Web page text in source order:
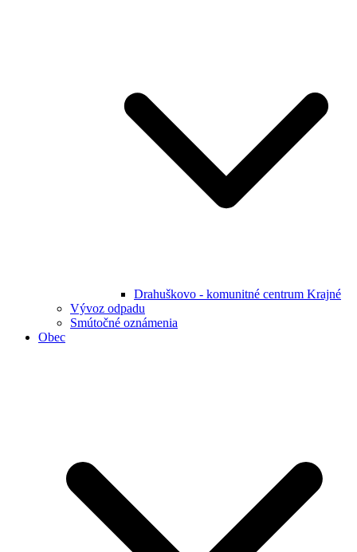
Drahuškovo - komunitné centrum Krajné
Vývoz odpadu
Smútočné oznámenia
Obec